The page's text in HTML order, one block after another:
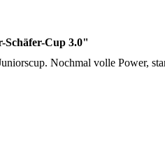
Schäfer-Cup 3.0"
Nochmal volle Power,